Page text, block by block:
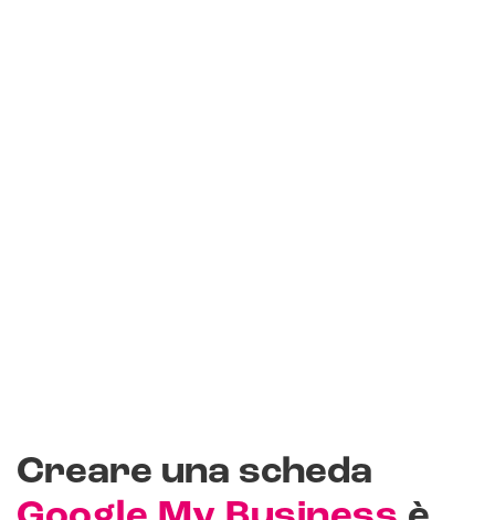
Creare una scheda